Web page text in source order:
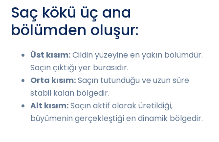
Saç kökü üç ana
bölümden oluşur:
Üst kısım:Cildin yüzeyine en yakın bölümdür.
Saçın çıktığı yer burasıdır.
Orta kısım:Saçın tutunduğu ve uzun süre
stabil kalan bölgedir.
Alt kısım:Saçın aktif olarak üretildiği,
büyümenin gerçekleştiği en dinamik bölgedir.